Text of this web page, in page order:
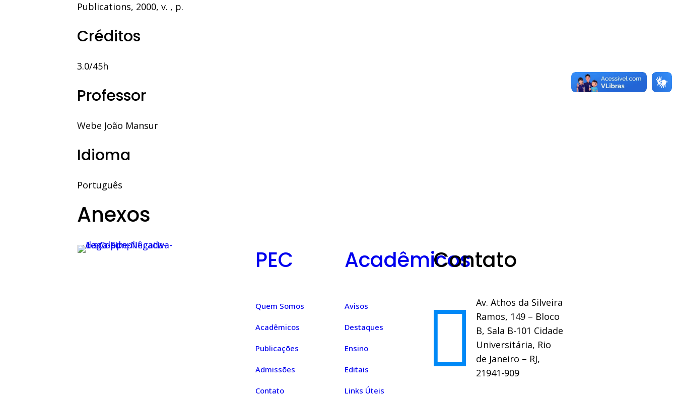
Publications, 2000, v. , p.
Créditos
3.0/45h
Professor
Webe João Mansur
Idioma
Português
Anexos
PEC
Quem Somos
Acadêmicos
Publicações
Admissões
Contato
Acadêmicos
Avisos
Destaques
Ensino
Editais
Links Úteis
Contato
Av. Athos da Silveira
Ramos, 149 – Bloco
B, Sala B-101 Cidade
Universitária, Rio
de Janeiro – RJ,
21941-909